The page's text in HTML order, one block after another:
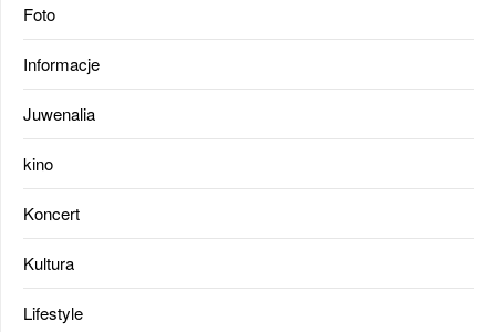
Foto
Informacje
Juwenalia
kino
Koncert
Kultura
Lifestyle